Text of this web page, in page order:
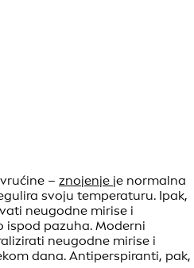
– znojenje je normalna
svoju temperaturu. Ipak,
neugodne mirise i
ispod pazuha. Moderni
neugodne mirise i
dana. Antiperspiranti, pak,